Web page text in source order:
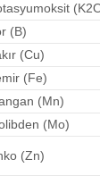
(B)
(Cu)
(Fe)
(Mn)
(Mo)
(Zn)